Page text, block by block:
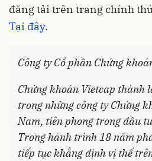
đăng tải trên trang chính
Tại đây.
Công ty Cổ phần Chứng
Chứng khoán Vietcap thành
trong những công ty Chứng
Nam, tiên phong trong đầu
Trong hành trình 18 năm
tiếp tục khẳng định vị thế